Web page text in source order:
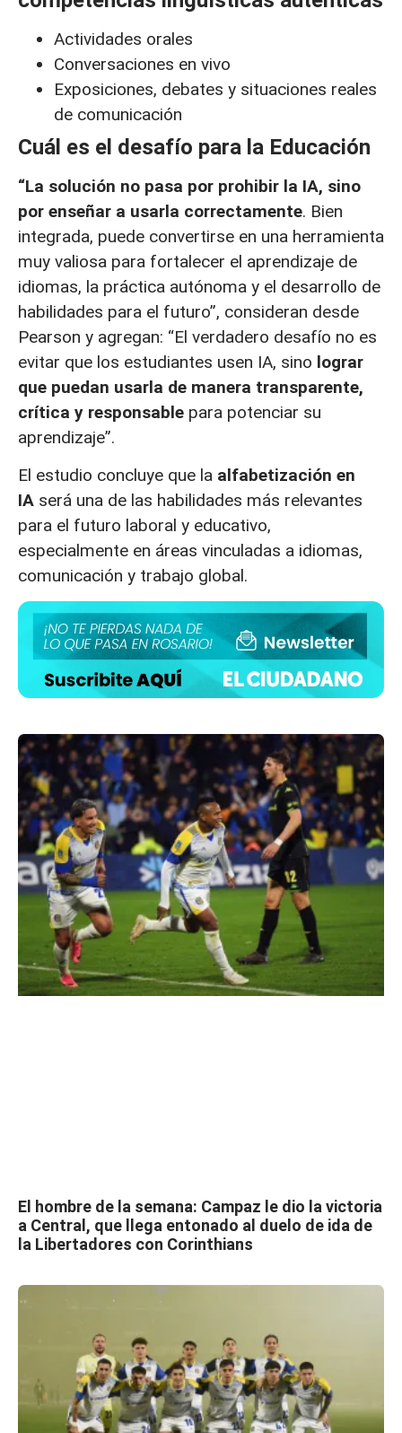
Actividades orales
Conversaciones en vivo
Exposiciones, debates y situaciones reales
de comunicación
Cuál es el desafío para la Educación
“La solución no pasa por prohibir la IA, sino
por enseñar a usarla correctamente. Bien
integrada, puede convertirse en una herramienta
muy valiosa para fortalecer el aprendizaje de
idiomas, la práctica autónoma y el desarrollo de
habilidades para el futuro”, consideran desde
Pearson y agregan: “El verdadero desafío no es
evitar que los estudiantes usen IA, sino lograr
que puedan usarla de manera transparente,
crítica y responsable para potenciar su
aprendizaje”.
El estudio concluye que la alfabetización en
IA será una de las habilidades más relevantes
para el futuro laboral y educativo,
especialmente en áreas vinculadas a idiomas,
comunicación y trabajo global.
El hombre de la semana: Campaz le dio la victoria
a Central, que llega entonado al duelo de ida de
la Libertadores con Corinthians